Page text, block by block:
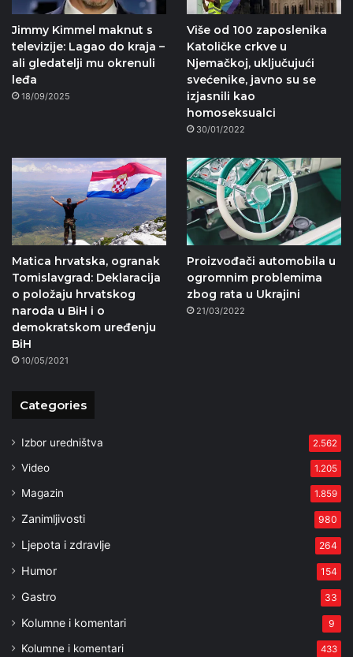
Jimmy Kimmel maknut s
televizije: Lagao do kraja –
ali gledatelji mu okrenuli
leđa
18/09/2025
Više od 100 zaposlenika
Katoličke crkve u
Njemačkoj, uključujući
svećenike, javno su se
izjasnili kao
homoseksualci
30/01/2022
Matica hrvatska, ogranak
Tomislavgrad: Deklaracija
o položaju hrvatskog
naroda u BiH i o
demokratskom uređenju
BiH
10/05/2021
Proizvođači automobila u
ogromnim problemima
zbog rata u Ukrajini
21/03/2022
Categories
Izbor uredništva 2.562
Video 1.205
Magazin 1.859
Zanimljivosti 980
Ljepota i zdravlje 264
Humor 154
Gastro 33
Kolumne i komentari 9
Kolumne i komentari 433